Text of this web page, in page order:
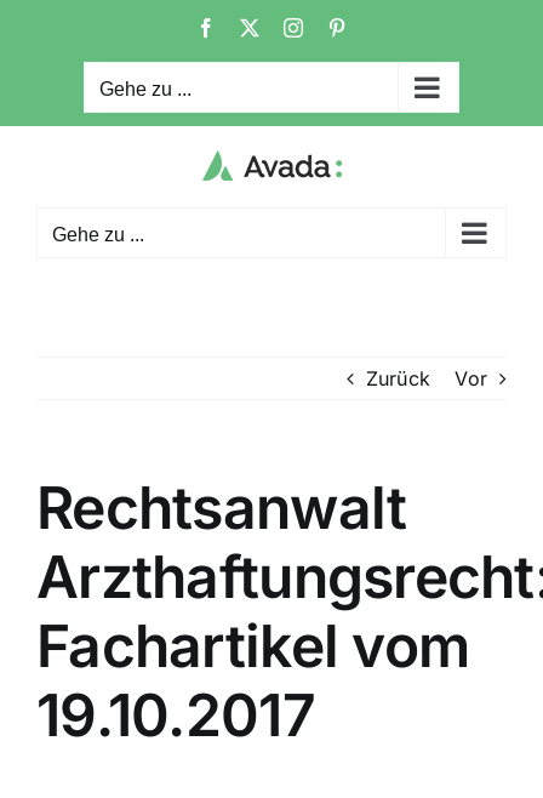
Facebook Instagram
Gehe zu ...
Gehe zu ...
Zurück Vor
Rechtsanwalt
Fachartikel vom
19.10.2017